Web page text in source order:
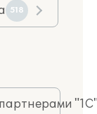
518